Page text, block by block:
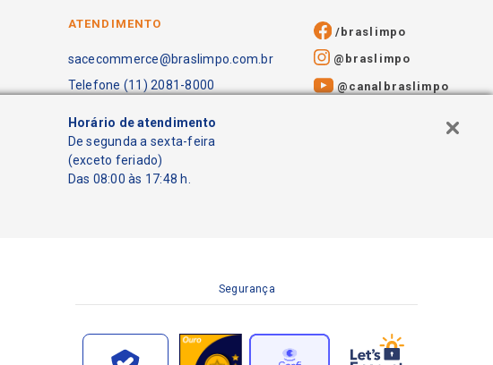
ATENDIMENTO
sacecommerce@braslimpo.com.br
Telefone (11) 2081-8000
Horário de atendimento
De segunda a sexta-feira
(exceto feriado)
Das 08:00 às 17:48 h.
/braslimpo
@braslimpo
@canalbraslimpo​
Segurança